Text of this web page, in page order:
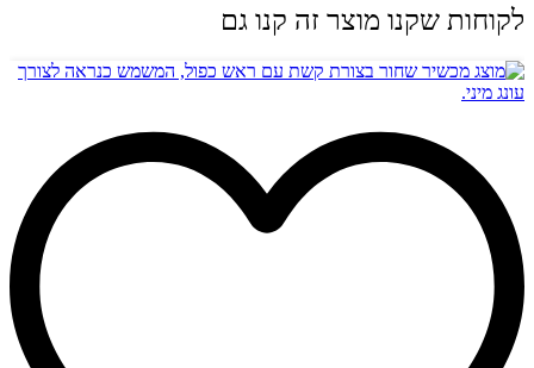
לקוחות שקנו מוצר זה קנו גם